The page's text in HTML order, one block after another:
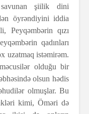
şiilik dini
öyrəndiyini iddia
qızı
qadınları
uzatmaq istəmirəm.
olduğu bir
olsun hədis
olmuşlar. Bu
kimi, Öməri də